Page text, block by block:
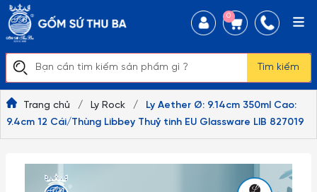
Tìm kiếm
0
Trang chủ / Ly Rock /
Ly Aether Ø: 9.14cm 350ml Cao:
9.4cm 12 Cái/Thùng Libbey Thuỷ tinh EU Glassware LIB 827019